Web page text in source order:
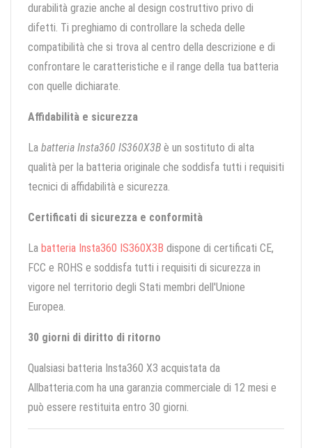
durabilità grazie anche al design costruttivo privo di
difetti. Ti preghiamo di controllare la scheda delle
compatibilità che si trova al centro della descrizione e di
confrontare le caratteristiche e il range della tua batteria
con quelle dichiarate.
Affidabilità e sicurezza
La batteria Insta360 IS360X3B è un sostituto di alta
qualità per la batteria originale che soddisfa tutti i requisiti
tecnici di affidabilità e sicurezza.
Certificati di sicurezza e conformità
La batteria Insta360 IS360X3B dispone di certificati CE,
FCC e ROHS e soddisfa tutti i requisiti di sicurezza in
vigore nel territorio degli Stati membri dell'Unione
Europea.
30 giorni di diritto di ritorno
Qualsiasi batteria Insta360 X3 acquistata da
Allbatteria.com ha una garanzia commerciale di 12 mesi e
può essere restituita entro 30 giorni.